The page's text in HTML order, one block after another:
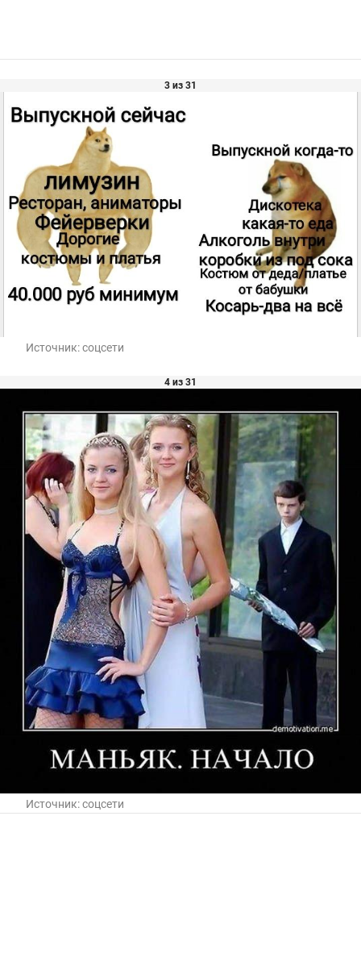
3 из 31
Источник:соцсети
4 из 31
Источник:соцсети